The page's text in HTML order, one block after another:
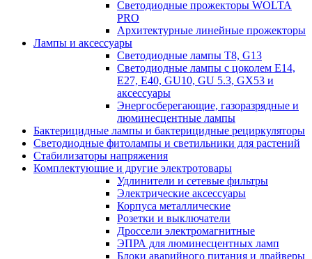
Светодиодные прожекторы WOLTA
PRO
Архитектурные линейные прожекторы
Лампы и аксессуары
Светодиодные лампы Т8, G13
Светодиодные лампы с цоколем Е14,
Е27, E40, GU10, GU 5.3, GX53 и
аксессуары
Энергосберегающие, газоразрядные и
люминесцентные лампы
Бактерицидные лампы и бактерицидные рециркуляторы
Светодиодные фитолампы и светильники для растений
Стабилизаторы напряжения
Комплектующие и другие электротовары
Удлинители и сетевые фильтры
Электрические аксессуары
Корпуса металлические
Розетки и выключатели
Дроссели электромагнитные
ЭПРА для люминесцентных ламп
Блоки аварийного питания и драйверы